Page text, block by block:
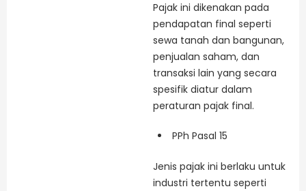
Pajak ini dikenakan pada
pendapatan final seperti
sewa tanah dan bangunan,
penjualan saham, dan
transaksi lain yang secara
spesifik diatur dalam
peraturan pajak final.
PPh Pasal 15
Jenis pajak ini berlaku untuk
industri tertentu seperti